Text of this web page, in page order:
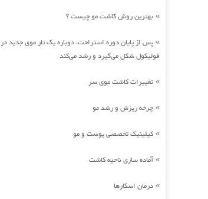
» بهترین روش کاشت مو چیست ؟
» پس از پایان دوره استراحت، دوباره یک تار موی جدید در
فولیکول شکل می‌گیرد و رشد می‌کند
» تغییرات کاشت موی سر
» چرخه ریزش و رشد مو
» کیلینیک تخصصی پوست و مو
»آماده سازی ناحیه کاشت
» درمان اسکارها